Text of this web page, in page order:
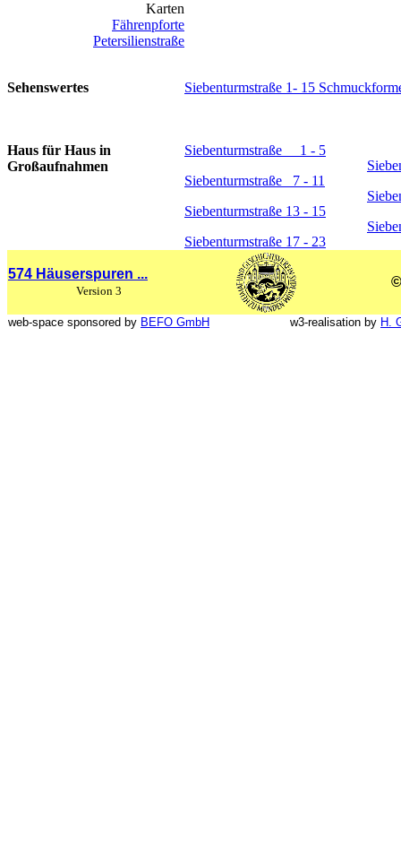
Karten
Fährenpforte
Petersilienstraße
Sehenswertes Siebenturmstraße 1- 15
Haus für Haus in
Großaufnahmen
Siebenturmstraße 1 - 5
Siebenturmstraße 7 - 11
Siebenturmstraße 13 - 15
Siebenturmstraße 17 - 23
574 Häuserspuren ...
Version 3
web-space sponsored by BEFO GmbH w3-realisation by H.